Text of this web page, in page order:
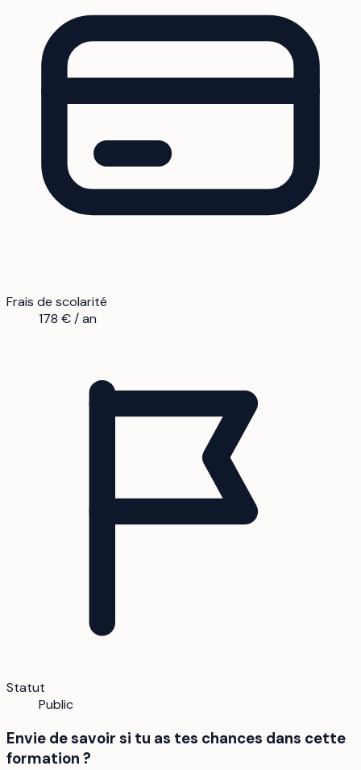
Frais de scolarité
178 € / an
Statut
Public
Envie de savoir si tu as tes chances dans cette
formation ?